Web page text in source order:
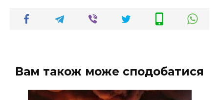
Вам також може сподобатися